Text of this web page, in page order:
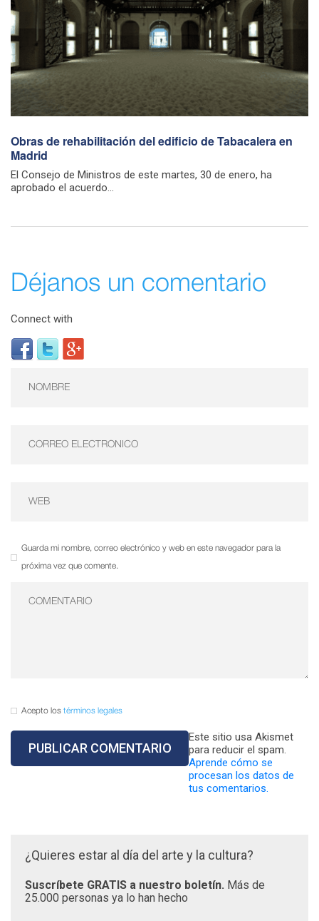
Obras de rehabilitación del edificio de Tabacalera en
Madrid
El Consejo de Ministros de este martes, 30 de enero, ha
aprobado el acuerdo...
Déjanos un comentario
Connect with
Guarda mi nombre, correo electrónico y web en este navegador para la
próxima vez que comente.
Acepto los términos legales
Este sitio usa Akismet
para reducir el spam.
Aprende cómo se
procesan los datos de
tus comentarios.
¿Quieres estar al día del arte y la cultura?
Suscríbete GRATIS a nuestro boletín. Más de
25.000 personas ya lo han hecho